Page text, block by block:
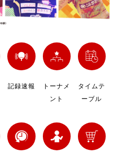
記録速報
トーナメ
ント
タイムテ
ーブル